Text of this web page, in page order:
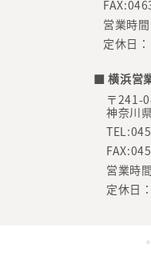
営業時
定休日
■ 横浜営
〒241-
神奈川
営業時
定休日
©